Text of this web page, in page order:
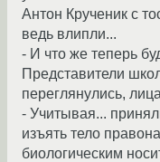
Антон Крученик с
ведь влипли...
- И что же теперь
Представители
переглянулись,
- Учитывая...
изъять тело
биологическим